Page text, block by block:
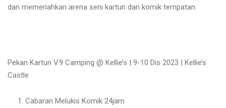
dan memeriahkan arena seni kartun dan komik tempatan.
Pekan Kartun V.9 Camping @ Kellie’s | 9-10 Dis 2023 | Kellie’s
Castle
Cabaran Melukis Komik 24jam